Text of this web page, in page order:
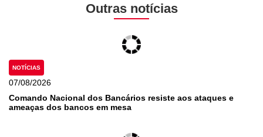
Outras notícias
NOTÍCIAS
07/08/2026
Comando Nacional dos Bancários resiste aos ataques e
ameaças dos bancos em mesa